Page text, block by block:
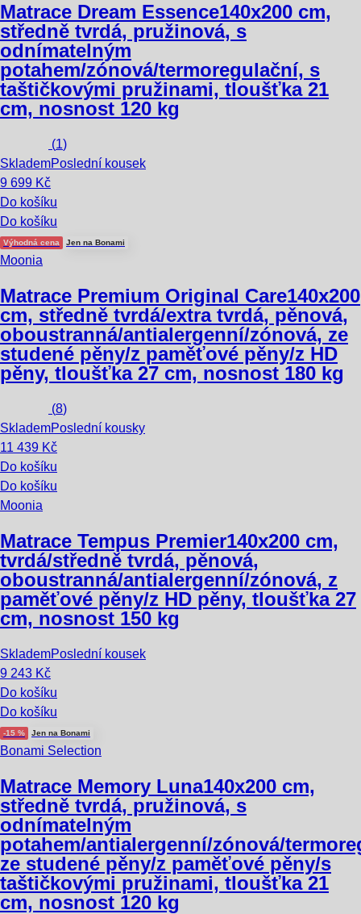
Matrace Dream Essence140x200 cm,
středně tvrdá, pružinová, s
odnímatelným
potahem/zónová/termoregulační, s
taštičkovými pružinami, tloušťka 21
cm, nosnost 120 kg
(1)
SklademPoslední kousek
9 699 Kč
Do košíku
Do košíku
Výhodná cena Jen na Bonami
Moonia
Matrace Premium Original Care140x200
cm, středně tvrdá/extra tvrdá, pěnová,
oboustranná/antialergenní/zónová, ze
studené pěny/z paměťové pěny/z HD
pěny, tloušťka 27 cm, nosnost 180 kg
(8)
SklademPoslední kousky
11 439 Kč
Do košíku
Do košíku
Moonia
Matrace Tempus Premier140x200 cm,
tvrdá/středně tvrdá, pěnová,
oboustranná/antialergenní/zónová, z
paměťové pěny/z HD pěny, tloušťka 27
cm, nosnost 150 kg
SklademPoslední kousek
9 243 Kč
Do košíku
Do košíku
-15 % Jen na Bonami
Bonami Selection
Matrace Memory Luna140x200 cm,
středně tvrdá, pružinová, s
odnímatelným
potahem/antialergenní/zónová/
ze studené pěny/z paměťové pěny/s
taštičkovými pružinami, tloušťka 21
cm, nosnost 120 kg